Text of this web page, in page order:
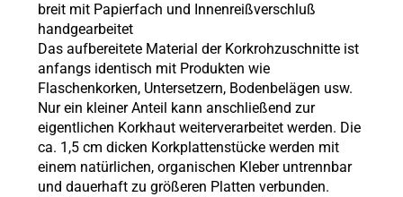
breit mit Papierfach und Innenreißverschluß
handgearbeitet
Das aufbereitete Material der Korkrohzuschnitte ist
anfangs identisch mit Produkten wie
Flaschenkorken, Untersetzern, Bodenbelägen usw.
Nur ein kleiner Anteil kann anschließend zur
eigentlichen Korkhaut weiterverarbeitet werden. Die
ca. 1,5 cm dicken Korkplattenstücke werden mit
einem natürlichen, organischen Kleber untrennbar
und dauerhaft zu größeren Platten verbunden.